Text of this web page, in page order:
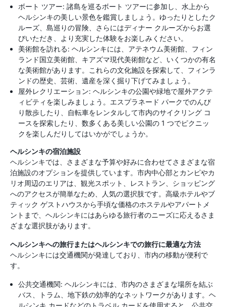
ボート ツアー: 諸島を巡るボート ツアーに参加し、水上から
ヘルシンキの美しい景色を鑑賞しましょう。ゆったりとしたク
ルーズ、島巡りの冒険、さらにはディナー クルーズからお選
びいただき、より充実した体験をお楽しみください。
美術館を訪れる: ヘルシンキには、アテネウム美術館、フィン
ランド国立美術館、キアズマ現代美術館など、いくつかの有名
な美術館があります。これらの文化施設を探索して、フィンラ
ンドの歴史、芸術、遺産を深く掘り下げてみましょう。
屋外レクリエーション: ヘルシンキの公園や緑地で屋外アクテ
ィビティを楽しみましょう。エスプラネード パークでのんび
り散歩したり、自転車をレンタルして市内のサイクリング コ
ースを探索したり、数多くある美しい公園の 1 つでピクニッ
クを楽しんだりしてはいかがでしょうか。
ヘルシンキの宿泊施設
ヘルシンキでは、さまざまな予算や好みに合わせてさまざまな宿
泊施設のオプションを提供しています。市内中心部とカンピやカ
リオ周辺のエリアは、観光スポット、レストラン、ショッピング
へのアクセスが簡単なため、人気の選択肢です。高級ホテルやブ
ティック ゲストハウスから手頃な価格のホステルやアパートメ
ントまで、ヘルシンキにはあらゆる旅行者のニーズに応えるさま
ざまな選択肢があります。
ヘルシンキへの旅行またはヘルシンキでの旅行に最適な方法
ヘルシンキには交通機関が発達しており、市内の移動が便利で
す。
公共交通機関: ヘルシンキには、市内のさまざまな場所を結ぶ
バス、トラム、地下鉄の効率的なネットワークがあります。ヘ
ルシンキ カードなどのトラベル カードを使用すると、公共交